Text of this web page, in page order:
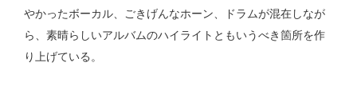
やかったボーカル、ごきげんなホーン、ドラムが混在しなが
ら、素晴らしいアルバムのハイライトともいうべき箇所を作
り上げている。